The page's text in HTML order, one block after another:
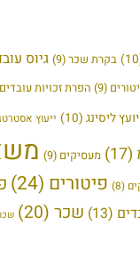
בקרת שכר(9) גיוס
(9) הפרת זכויות עובדים
יועץ ליסינג (10) ייעוץ
(17) מעסיקים (9)
(8) פיטורים (24)
(13) שכר (20)